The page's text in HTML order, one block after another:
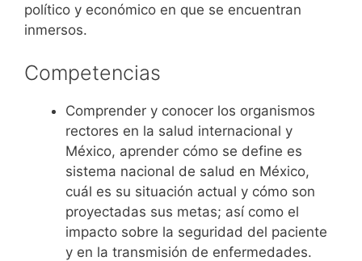
político y económico en que se encuentran
inmersos.
Competencias
Comprender y conocer los organismos
rectores en la salud internacional y
México, aprender cómo se define es
sistema nacional de salud en México,
cuál es su situación actual y cómo son
proyectadas sus metas; así como el
impacto sobre la seguridad del paciente
y en la transmisión de enfermedades.